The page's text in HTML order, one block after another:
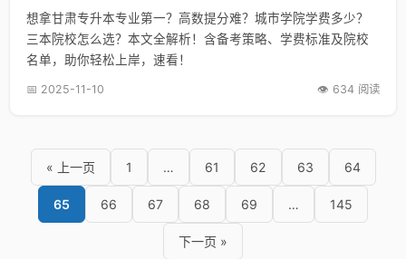
想拿甘肃专升本专业第一？高数提分难？城市学院学费多少？
三本院校怎么选？本文全解析！含备考策略、学费标准及院校
名单，助你轻松上岸，速看！
📅 2025-11-10 👁️ 634 阅读
« 上一页 1 … 61 62 63 64
65 66 67 68 69 … 145
下一页 »